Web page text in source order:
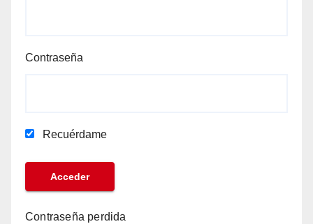
Contraseña
Recuérdame
Contraseña perdida